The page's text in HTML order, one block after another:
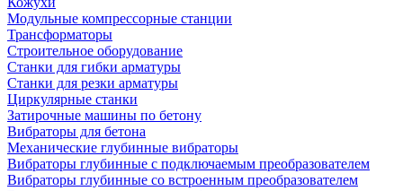
Модульные компрессорные станции
Трансформаторы
Строительное оборудование
Станки для гибки арматуры
Станки для резки арматуры
Циркулярные станки
Затирочные машины по бетону
Вибраторы для бетона
Механические глубинные вибраторы
Вибраторы глубинные с подключаемым преобразователем
Вибраторы глубинные со встроенным преобразователем